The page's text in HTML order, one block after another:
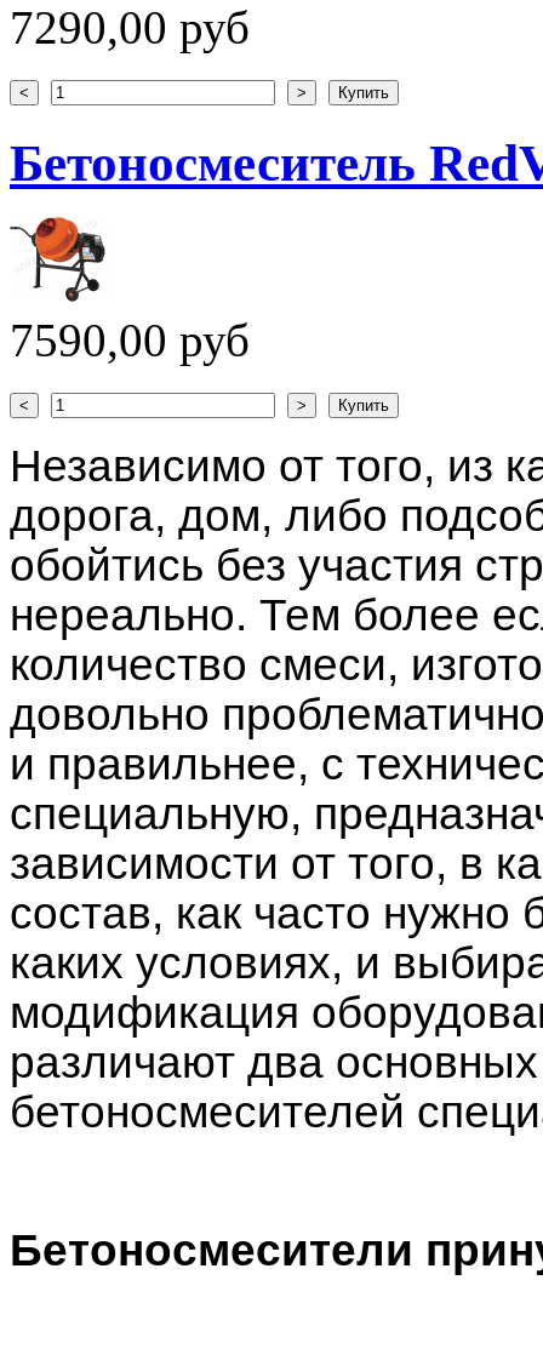
7290,00 руб
Бетоносмеситель
7590,00 руб
Независимо от того, из
дорога, дом, либо
обойтись без участия
нереально. Тем более
количество смеси,
довольно
и правильнее, с
специальную,
зависимости от того, в
состав, как часто нужно
каких условиях, и
модификация
различают два
бетоносмесителей
Бетоносмесители